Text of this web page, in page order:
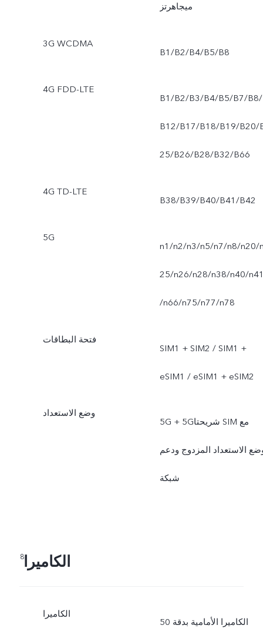
ميجاهرتز
3G WCDMA
B1/B2/B4/B5/B8
4G FDD-LTE
B1/B2/B3/B4/B5/B7/B8/
B12/B17/B18/B19/B20/
25/B26/B28/B32/B66
4G TD-LTE
B38/B39/B40/B41/B42
5G
n1/n2/n3/n5/n7/n8/n20/
25/n26/n28/n38/n40/
/n66/n75/n77/n78
فتحة البطاقات
SIM1 + SIM2 / SIM1 +
eSIM1 / eSIM1 + eSIM2
وضع الاستعداد
5G + 5Gشريحتا SIM مع
الاستعداد المزدوج ودعم
شبكة
الكاميرا8
الكاميرا
الكاميرا الأمامية بدقة 50